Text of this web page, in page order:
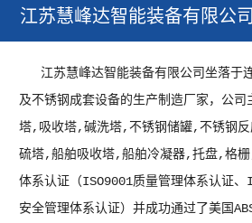
江苏慧峰达智能装备有限公司
江苏慧峰达智能装备有限公司坐落于
及不锈钢成套设备的生产制造厂家，公
塔,吸收塔,碱洗塔,不锈钢储罐,不锈钢
硫塔,船舶吸收塔,船舶冷凝器,托盘,格
体系认证（ISO9001质量管理体系认证
安全管理体系认证）并成功通过了美国